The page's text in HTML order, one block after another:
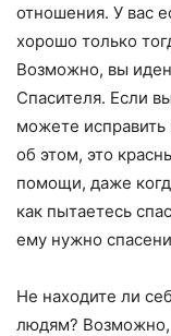
отношения. У вас
хорошо только
Возможно, вы
Спасителя. Если
можете
об этом, это
помощи, даже
как пытаетесь
ему нужно
Не находите ли
людям? Возможно,